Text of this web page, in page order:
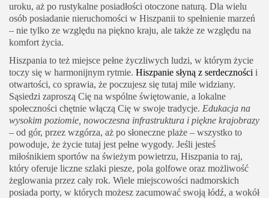
uroku, aż po rustykalne posiadłości otoczone naturą. Dla wielu
osób posiadanie nieruchomości w Hiszpanii to spełnienie marzeń
– nie tylko ze względu na piękno kraju, ale także ze względu na
komfort życia.
Hiszpania to też miejsce pełne życzliwych ludzi, w którym życie
toczy się w harmonijnym rytmie. Hiszpanie słyną z serdeczności i
otwartości, co sprawia, że poczujesz się tutaj mile widziany.
Sąsiedzi zaproszą Cię na wspólne świętowanie, a lokalne
społeczności chętnie włączą Cię w swoje tradycje. Edukacja na
wysokim poziomie, nowoczesna infrastruktura i piękne krajobrazy
– od gór, przez wzgórza, aż po słoneczne plaże – wszystko to
powoduje, że życie tutaj jest pełne wygody. Jeśli jesteś
miłośnikiem sportów na świeżym powietrzu, Hiszpania to raj,
który oferuje liczne szlaki piesze, pola golfowe oraz możliwość
żeglowania przez cały rok. Wiele miejscowości nadmorskich
posiada porty, w których możesz zacumować swoją łódź, a wokół